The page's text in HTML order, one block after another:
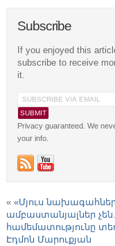
Subscribe
If you enjoyed this
subscribe to receive
it.
Privacy guaranteed. We
your info.
« «Մյուս
ամբաստանյալներ չեն.
համեմատությունը
Էդմոն Մարուքյան